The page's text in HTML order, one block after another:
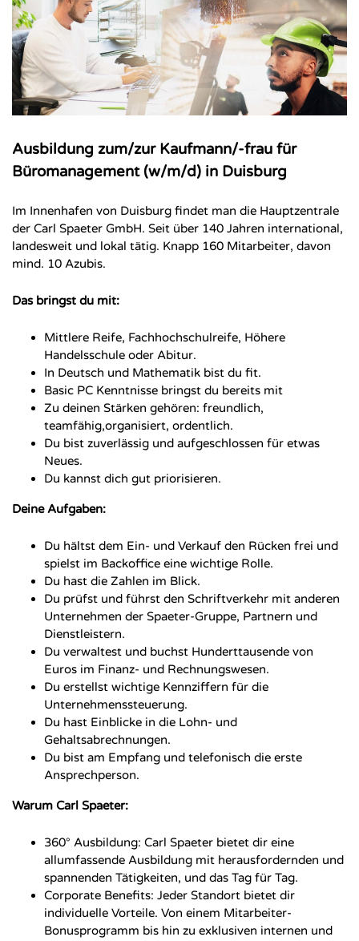
Ausbildung zum/zur Kaufmann/-frau für
Büromanagement (w/m/d) in Duisburg
Im Innenhafen von Duisburg findet man die Hauptzentrale
der Carl Spaeter GmbH. Seit über 140 Jahren international,
landesweit und lokal tätig. Knapp 160 Mitarbeiter, davon
mind. 10 Azubis.
Das bringst du mit:
Mittlere Reife, Fachhochschulreife, Höhere
Handelsschule oder Abitur.
In Deutsch und Mathematik bist du fit.
Basic PC Kenntnisse bringst du bereits mit
Zu deinen Stärken gehören: freundlich,
teamfähig,organisiert, ordentlich.
Du bist zuverlässig und aufgeschlossen für etwas
Neues.
Du kannst dich gut priorisieren.
Deine Aufgaben:
Du hältst dem Ein- und Verkauf den Rücken frei und
spielst im Backoffice eine wichtige Rolle.
Du hast die Zahlen im Blick.
Du prüfst und führst den Schriftverkehr mit anderen
Unternehmen der Spaeter-Gruppe, Partnern und
Dienstleistern.
Du verwaltest und buchst Hunderttausende von
Euros im Finanz- und Rechnungswesen.
Du erstellst wichtige Kennziffern für die
Unternehmenssteuerung.
Du hast Einblicke in die Lohn- und
Gehaltsabrechnungen.
Du bist am Empfang und telefonisch die erste
Ansprechperson.
Warum Carl Spaeter:
360° Ausbildung: Carl Spaeter bietet dir eine
allumfassende Ausbildung mit herausfordernden und
spannenden Tätigkeiten, und das Tag für Tag.
Corporate Benefits: Jeder Standort bietet dir
individuelle Vorteile. Von einem Mitarbeiter-
Bonusprogramm bis hin zu exklusiven internen und